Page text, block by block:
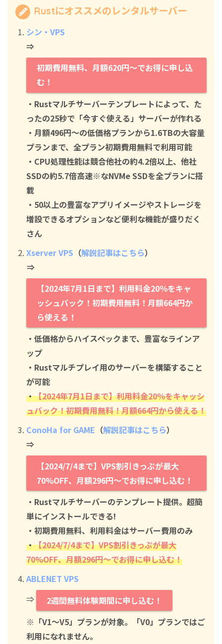
Rustにオススメのレンタルサーバー
シン・VPS
⇒
初期費用無料、月額620円～でお得に申し込
む！
・Rustマルチサーバーテンプレートによって、た
ったの25秒で「今すぐ使える」サーバーが作れる
・月額496円～の低価格プランから1.6TBの大容量
プランまで、全プラン初期費用無料で利用可能
・CPU処理性能は競合他社の約4.2倍以上、他社
SSDの約5.7倍高速※なNVMe SSDを全プランに搭
載
・50以上の豊富なアプリイメージやストレージを
増設できるオプションなど便利な機能が盛りだく
さん
Xserver VPS （解説記事はこちら）
⇒
【2024年7月1日まで】利用料金20％をキャ
ッシュバック！初期費用無料！月額664円か
ら使える！
・低価格からハイスペックまで、豊富なラインア
ップ
・Rustマルチプレイ用のサーバーを構築すること
が可能
・【2024年7月1日まで】利用料金20％をキャッシ
ュバック！初期費用無料！月額664円から使える！
ConoHa for GAME （解説記事はこちら）
⇒
【2024/7/4まで】VPS割引きっぷが最大
70%OFF、月額296円～でお得に申し込む！
・Rustマルチサーバーのテンプレート提供。超簡
単にインストールできる!
・初期費用無料、利用料金はサーバー費用のみ
・【2024/7/4まで】VPS割引きっぷが最大
70%OFF、月額296円～でお得に申し込む！
ABLENET VPS
⇒
2週間無料体験期間に申し込む！
※「V1～V5」プランが対象。「V0」プランではご
利用になれません。